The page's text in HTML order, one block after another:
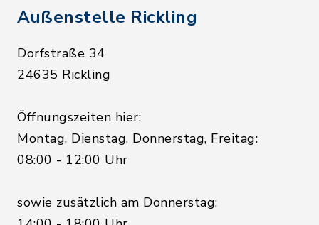
Außenstelle Rickling
Dorfstraße 34
24635 Rickling
Öffnungszeiten hier:
Montag, Dienstag, Donnerstag, Freitag:
08:00 - 12:00 Uhr
sowie zusätzlich am Donnerstag: